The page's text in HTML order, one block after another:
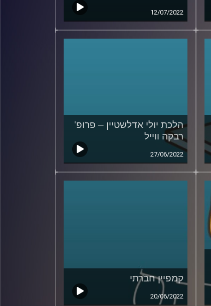
12/07/2022
הלכת יולי אדלשטיין – פרופ'
רבקה ווייל
27/06/2022
קמפיין חברתי
20/06/2022